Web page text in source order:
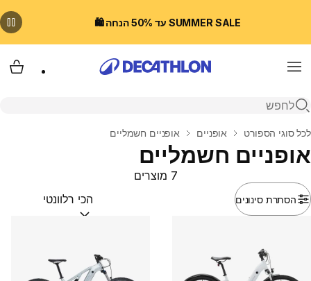
SUMMER SALE עד 50% הנחה 🛍️
Menu
פתיחת חיפוש
בית
לכל סוגי הספורט אופניים אופניים חשמליים
אופניים חשמליים
הסתרת סינונים
7 מוצרים
מיין לפי:(optional)